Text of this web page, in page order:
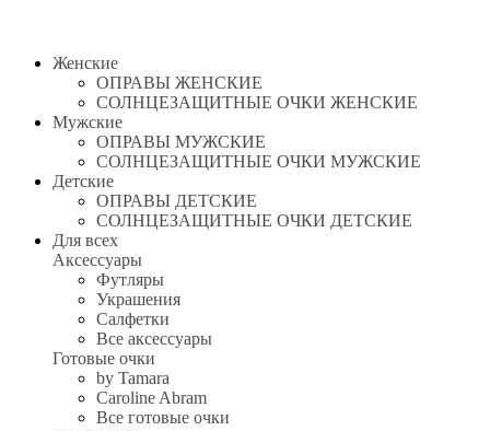
Женские
ОПРАВЫ ЖЕНСКИЕ
СОЛНЦЕЗАЩИТНЫЕ ОЧКИ ЖЕНСКИЕ
Мужские
ОПРАВЫ МУЖСКИЕ
СОЛНЦЕЗАЩИТНЫЕ ОЧКИ МУЖСКИЕ
Детские
ОПРАВЫ ДЕТСКИЕ
СОЛНЦЕЗАЩИТНЫЕ ОЧКИ ДЕТСКИЕ
Для всех
Аксессуары
Футляры
Украшения
Салфетки
Все аксессуары
Готовые очки
by Tamara
Caroline Abram
Все готовые очки